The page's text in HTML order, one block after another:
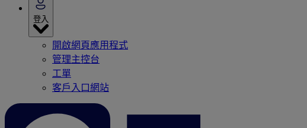
登入
開啟網頁應用程式
管理主控台
工單
客戶入口網站